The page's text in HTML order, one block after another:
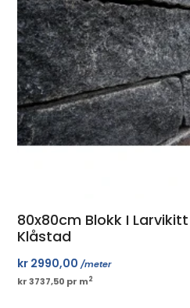
80x80cm Blokk I
Klåstad
kr 2990,00 /meter
kr 3737,50 pr m2